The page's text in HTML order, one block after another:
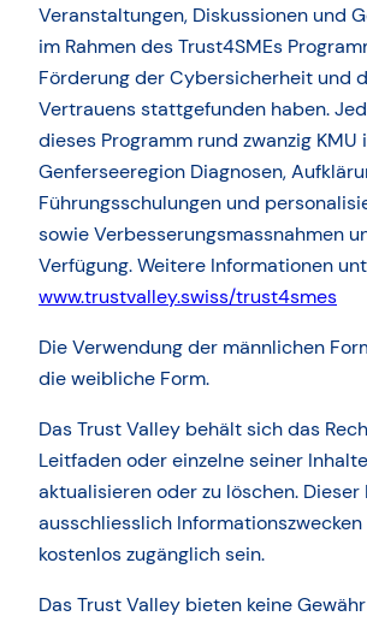
Veranstaltungen, Diskussionen und
im Rahmen des Trust4SMEs
Förderung der Cybersicherheit und
Vertrauens stattgefunden haben.
dieses Programm rund zwanzig KMU
Genferseeregion Diagnosen,
Führungsschulungen und
sowie Verbesserungsmassnahmen
Verfügung. Weitere Informationen
www.trustvalley.swiss/trust4smes
Die Verwendung der männlichen
die weibliche Form.
Das Trust Valley behält sich das
Leitfaden oder einzelne seiner
aktualisieren oder zu löschen.
ausschliesslich
kostenlos zugänglich sein.
Das Trust Valley bieten keine